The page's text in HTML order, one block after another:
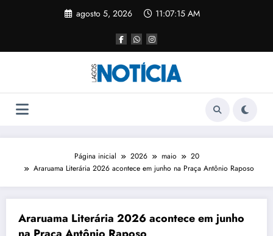
agosto 5, 2026 11:07:15 AM
Página inicial 2026 maio
20
Araruama Literária 2026 acontece em junho na Praça Antônio Raposo
Araruama Literária 2026 acontece em junho